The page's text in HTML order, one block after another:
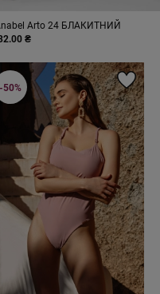
Arto 24 БЛАКИТНИЙ
₴
-50%